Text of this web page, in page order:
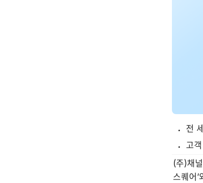
전
고
(주)채
스퀘어